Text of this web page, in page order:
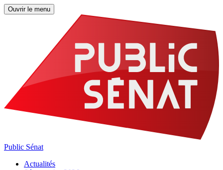
Ouvrir le menu
Public Sénat
Actualités